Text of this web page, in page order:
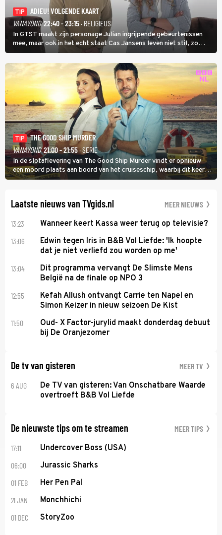
TIP
ADIEU! VOLGENDE KAART
VANAVOND 22:40 - 23:15· RELIGIEUS
In GTST maakt zijn personage Julian ingrijpende gebeurtenissen
mee, maar ook in het echt staat Cas Jansens leven niet stil, zo
vertelt hij in Adieu! Volgende Kaart.
TIP
THE GOOD SHIP MURDER
VANAVOND 21:00 - 21:55· SERIE
In de slotaflevering van The Good Ship Murder vindt er opnieuw
een moord plaats aan boord van het cruiseschip, waarbij dit keer
een bemanningslid het slachtoffer is en kapitein Marlowe de dader
Laatste nieuws van TVgids.nl MEER NIEUWS
13:23 Wanneer keert Kassa weer terug op televisie?
13:06
Edwin tegen Iris in B&B Vol Liefde: 'Ik hoopte
dat je niet verliefd zou worden op me'
13:04
Dit programma vervangt De Slimste Mens
België na de finale op NPO 3
12:55
Kefah Allush ontvangt Carrie ten Napel en
Simon Keizer in nieuw seizoen De Kist
11:50
Oud- X Factor-jurylid maakt donderdag debuut
bij De Oranjezomer
De tv van gisteren MEER TV
6 AUG
De TV van gisteren: Van Onschatbare Waarde
overtroeft B&B Vol Liefde
De nieuwste tips om te streamen MEER TIPS
17:11 Undercover Boss (USA)
06:00 Jurassic Sharks
01 FEB Her Pen Pal
21 JAN Monchhichi
01 DEC StoryZoo